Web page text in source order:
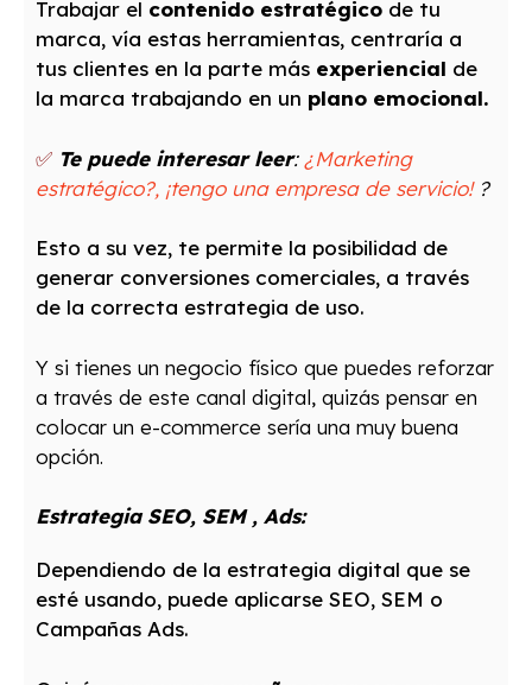
Trabajar el contenido estratégico de tu
marca, vía estas herramientas, centraría a
tus clientes en la parte más experiencial de
la marca trabajando en un plano emocional.
✅ Te puede interesar leer: ¿Marketing
estratégico?, ¡tengo una empresa de servicio!?
Esto a su vez, te permite la posibilidad de
generar conversiones comerciales, a través
de la correcta estrategia de uso.
Y si tienes un negocio físico que puedes reforzar
a través de este canal digital, quizás pensar en
colocar un e-commerce sería una muy buena
opción.
Estrategia SEO, SEM , Ads:
Dependiendo de la estrategia digital que se
esté usando, puede aplicarse SEO, SEM o
Campañas Ads.